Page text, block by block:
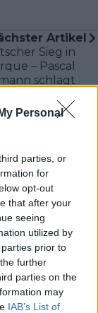
Personal
parties, or
for
opt-out
that after your
seeing
utilized by
prior to
further
parties on the
may
IAB’s List of
Artikel
Sieg in
– Pascal
schlägt